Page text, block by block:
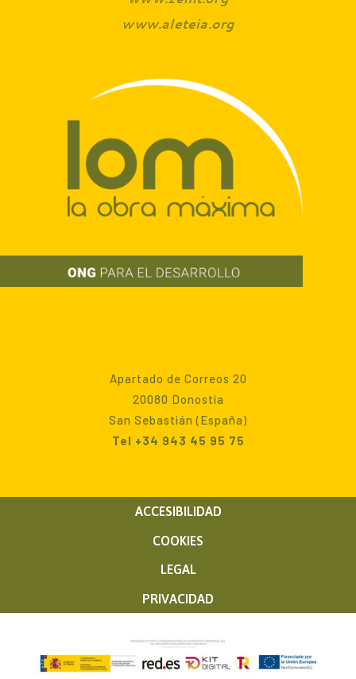
www.aleteia.org
Apartado de Correos 20
20080 Donostia
San Sebastián (España)
Tel +34 943 45 95 75
ACCESIBILIDAD
COOKIES
LEGAL
PRIVACIDAD